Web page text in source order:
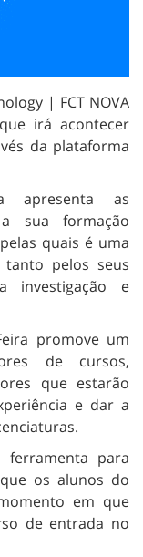
| FCT NOVA
irá acontecer
da plataforma
apresenta as
sua formação
quais é uma
tanto pelos seus
investigação e
promove um
de cursos,
que estarão
e dar a
para
os alunos do
em que
de entrada no